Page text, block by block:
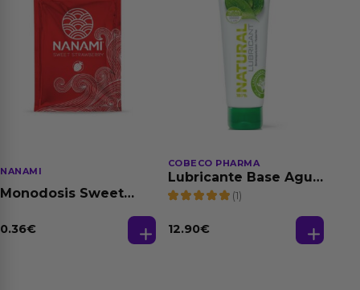
NANAMI
Monodosis Sweet
0.36€
COBECO PHARMA
Lubricante Base Agua
100% Natural 125 ml
(1)
12.90€